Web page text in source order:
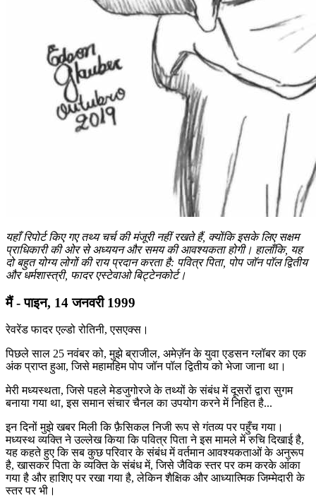
यहाँ रिपोर्ट किए गए तथ्य चर्च की मंजूरी नहीं रखते हैं, क्योंकि इसके लिए सक्षम
प्राधिकारी की ओर से अध्ययन और समय की आवश्यकता होगी। हालाँकि, यह
दो बहुत योग्य लोगों की राय प्रदान करता है: पवित्र पिता, पोप जॉन पॉल द्वितीय
और धर्मशास्त्री, फादर एस्टेवाओ बिट्टेनकोर्ट।
मैं - पाइन, 14 जनवरी 1999
रेवरेंड फादर एल्डो रोतिनी, एसएक्स।
पिछले साल 25 नवंबर को, मुझे ब्राजील, अमेज़ॅन के युवा एडसन ग्लॉबर का एक
अंक प्राप्त हुआ, जिसे महामहिम पोप जॉन पॉल द्वितीय को भेजा जाना था।
मेरी मध्यस्थता, जिसे पहले मेडजुगोरजे के तथ्यों के संबंध में दूसरों द्वारा सुगम
बनाया गया था, इस समान संचार चैनल का उपयोग करने में निहित है...
इन दिनों मुझे खबर मिली कि फ़ैसिकल निजी रूप से गंतव्य पर पहुँच गया।
मध्यस्थ व्यक्ति ने उल्लेख किया कि पवित्र पिता ने इस मामले में रुचि दिखाई है,
यह कहते हुए कि सब कुछ परिवार के संबंध में वर्तमान आवश्यकताओं के अनुरूप
है, खासकर पिता के व्यक्ति के संबंध में, जिसे जैविक स्तर पर कम करके आंका
गया है और हाशिए पर रखा गया है, लेकिन शैक्षिक और आध्यात्मिक जिम्मेदारी के
स्तर पर भी।